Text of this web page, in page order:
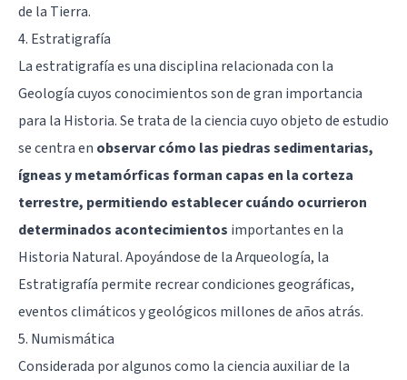
de la Tierra.
4. Estratigrafía
La estratigrafía es una disciplina relacionada con la
Geología cuyos conocimientos son de gran importancia
para la Historia. Se trata de la ciencia cuyo objeto de estudio
se centra en observar cómo las piedras sedimentarias,
ígneas y metamórficas forman capas en la corteza
terrestre, permitiendo establecer cuándo ocurrieron
determinados acontecimientos importantes en la
Historia Natural. Apoyándose de la Arqueología, la
Estratigrafía permite recrear condiciones geográficas,
eventos climáticos y geológicos millones de años atrás.
5. Numismática
Considerada por algunos como la ciencia auxiliar de la